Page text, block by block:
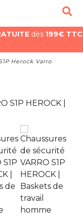
dès 199€ TTC
Herock Varro